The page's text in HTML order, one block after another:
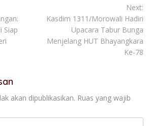
Siap
Next:
Kasdim 1311/Morowali Hadiri
Upacara Tabur Bunga
Menjelang HUT Bhayangkara
Ke-78
akan dipublikasikan. Ruas yang wajib